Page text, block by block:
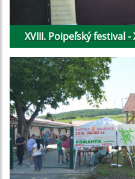
XVIII. Poipeľský festival